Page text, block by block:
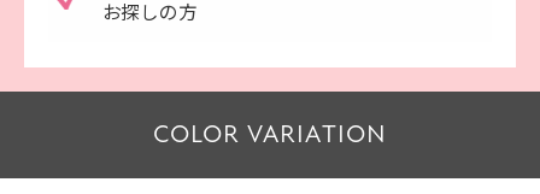
お探しの方
COLOR VARIATION